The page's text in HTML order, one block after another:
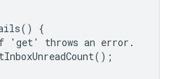
{
'get' throws an error.